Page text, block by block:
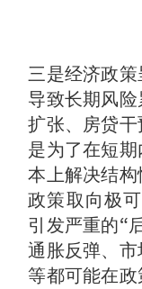
三是经济政策
导致长期风
扩张、房贷
是为了在短
本上解决结
政策取向极
引发严重的“
通胀反弹、
等都可能在